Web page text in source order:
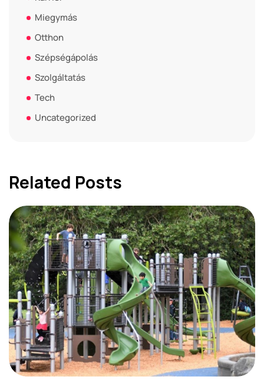
Miegymás
Otthon
Szépségápolás
Szolgáltatás
Tech
Uncategorized
Related Posts